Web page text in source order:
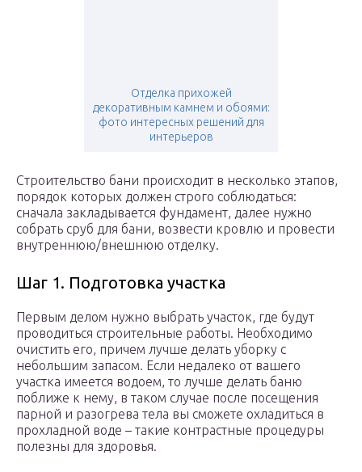
Отделка прихожей
декоративным камнем и обоями:
фото интересных решений для
интерьеров
Строительство бани происходит в несколько этапов,
порядок которых должен строго соблюдаться:
сначала закладывается фундамент, далее нужно
собрать сруб для бани, возвести кровлю и провести
внутреннюю/внешнюю отделку.
Шаг 1. Подготовка участка
Первым делом нужно выбрать участок, где будут
проводиться строительные работы. Необходимо
очистить его, причем лучше делать уборку с
небольшим запасом. Если недалеко от вашего
участка имеется водоем, то лучше делать баню
поближе к нему, в таком случае после посещения
парной и разогрева тела вы сможете охладиться в
прохладной воде – такие контрастные процедуры
полезны для здоровья.